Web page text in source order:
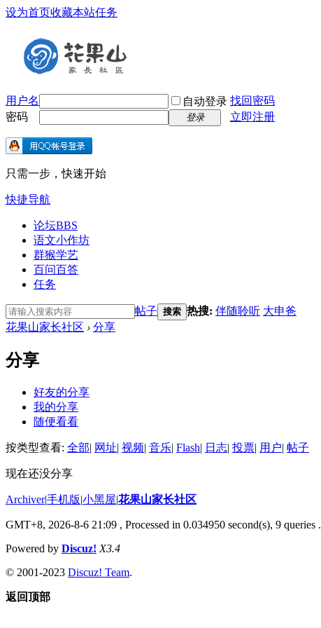
设为首页收藏本站任务
用户名 自动登录 找回密码
密码
登录 立即注册
只需一步，快速开始
快捷导航
论坛BBS
语文小作坊
群猴学艺
百问百答
任务
帖子 搜索 热搜: 伴随聆听 大申爸
花果山家长社区 › 分享
分享
好友的分享
我的分享
随便看看
按类型查看: 全部| 网址| 视频| 音乐| Flash| 日志| 投票| 用户| 帖子
现在还没分享
Archiver|手机版|小黑屋|花果山家长社区
GMT+8, 2026-8-6 21:09 , Processed in 0.034950 second(s), 9 queries .
Powered by Discuz! X3.4
© 2001-2023 Discuz! Team.
返回顶部